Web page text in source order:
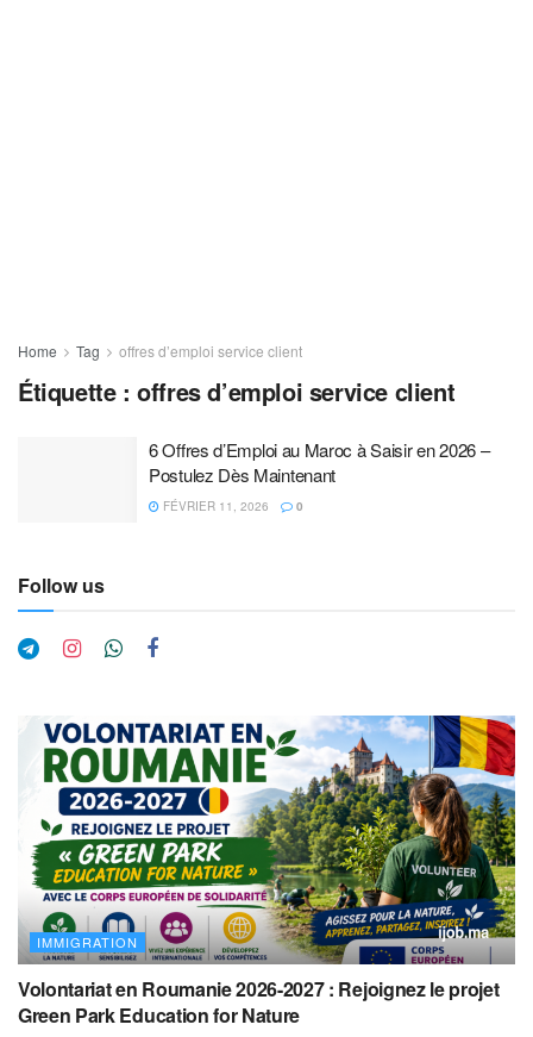
Home Tag offres d’emploi service client
Étiquette :offres d’emploi service client
6 Offres d’Emploi au Maroc à Saisir en 2026 –
Postulez Dès Maintenant
FÉVRIER 11, 2026 0
Follow us
IMMIGRATION
Volontariat en Roumanie 2026-2027 : Rejoignez le projet
Green Park Education for Nature